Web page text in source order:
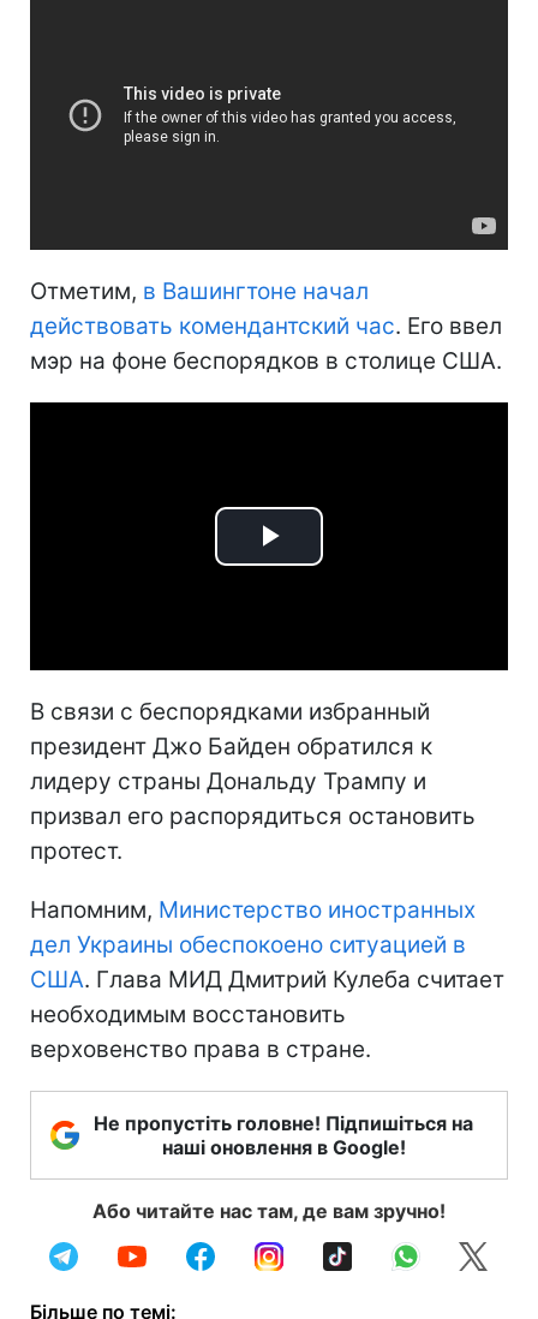
Отметим, в Вашингтоне начал
действовать комендантский час. Его ввел
мэр на фоне беспорядков в столице США.
Play
В связи с беспорядками избранный
президент Джо Байден обратился к
лидеру страны Дональду Трампу и
призвал его распорядиться остановить
протест.
Напомним, Министерство иностранных
дел Украины обеспокоено ситуацией в
США. Глава МИД Дмитрий Кулеба считает
необходимым восстановить
верховенство права в стране.
Не пропустіть головне! Підпишіться на
наші оновлення в Google!
Або читайте нас там, де вам зручно!
Більше по темі: